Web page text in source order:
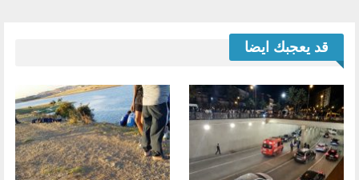
قد يعجبك ايضا